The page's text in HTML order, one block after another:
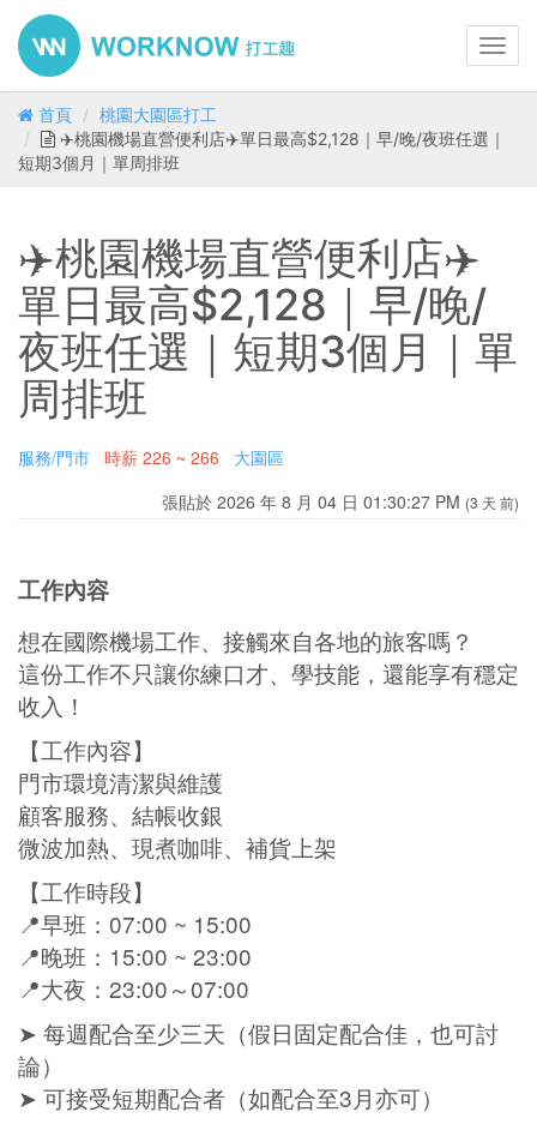
首頁
桃園大園區打工
✈️桃園機場直營便利店✈️單日最高$2,128｜早/晚/夜班任選｜
短期3個月｜單周排班
✈️桃園機場直營便利店✈️
單日最高$2,128｜早/晚/
夜班任選｜短期3個月｜單
周排班
服務/門市 時薪 226 ~ 266
大園區
張貼於 2026 年 8 月 04 日 01:30:27 PM (3 天 前)
工作內容
想在國際機場工作、接觸來自各地的旅客嗎？
這份工作不只讓你練口才、學技能，還能享有穩定
收入！
【工作內容】
門市環境清潔與維護
顧客服務、結帳收銀
微波加熱、現煮咖啡、補貨上架
【工作時段】
📍早班：07:00 ~ 15:00
📍晚班：15:00 ~ 23:00
📍大夜：23:00～07:00
➤ 每週配合至少三天（假日固定配合佳，也可討
論）
➤ 可接受短期配合者（如配合至3月亦可）